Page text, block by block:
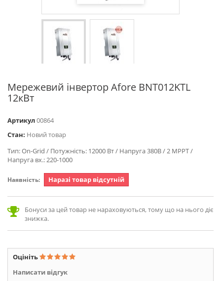
Мережевий інвертор Afore BNT012KTL
12кВт
Артикул00864
Стан: Новий товар
Тип: On-Grid / Потужність: 12000 Вт / Напруга 380В / 2 MPPT /
Напруга вх.: 220-1000
Наявність: Наразі товар відсутній
Бонуси за цей товар не нараховуються, тому що на нього діє
знижка.
Оцініть
Написати відгук